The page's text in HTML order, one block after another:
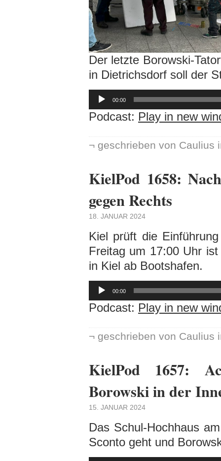
Der letzte Borowski-
in Dietrichsdorf soll der
Player
00:00
Podcast: Play in new
¬ geschrieben von Caulius
KielPod 1658:
gegen Rechts
18. JANUAR 2024
Kiel prüft die
Freitag um 17:00 Uhr
in Kiel ab Bootshafen.
Player
00:00
Podcast: Play in new
¬ geschrieben von Caulius
KielPod 1657:
Borowski in der
15. JANUAR 2024
Das Schul-Hochhaus
Sconto geht und